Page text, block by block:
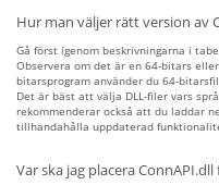
Hur man väljer rätt version av
Gå först igenom beskrivningarna i
Observera om det är en 64-bitars
bitarsprogram använder du 64-
Det är bäst att välja DLL-filer vars
rekommenderar också att du laddar
tillhandahålla uppdaterad
Var ska jag placera ConnAPI.dll